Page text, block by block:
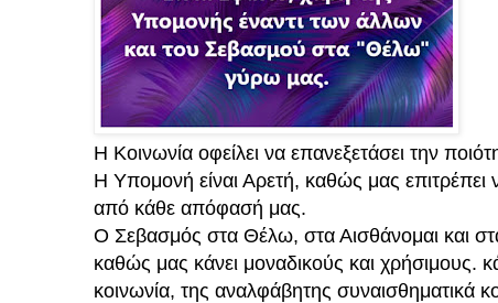
Η Κοινωνία οφείλει να επανεξετάσει την
Η Υπομονή είναι Αρετή, καθώς μας
από κάθε απόφασή μας.
Ο Σεβασμός στα Θέλω, στα Αισθάνομαι και
καθώς μας κάνει μοναδικούς και χρήσιμους.
κοινωνία, της αναλφάβητης συναισθηματικά